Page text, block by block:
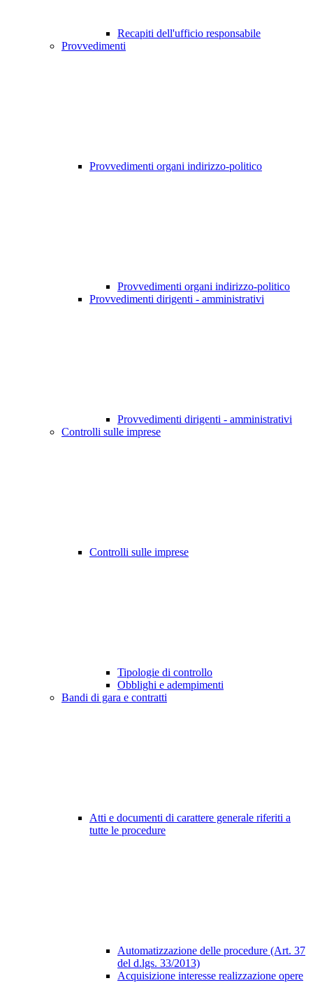
Recapiti dell'ufficio responsabile
Provvedimenti
Provvedimenti organi indirizzo-politico
Provvedimenti organi indirizzo-politico
Provvedimenti dirigenti - amministrativi
Provvedimenti dirigenti - amministrativi
Controlli sulle imprese
Controlli sulle imprese
Tipologie di controllo
Obblighi e adempimenti
Bandi di gara e contratti
Atti e documenti di carattere generale riferiti a
tutte le procedure
Automatizzazione delle procedure (Art. 37
del d.lgs. 33/2013)
Acquisizione interesse realizzazione opere